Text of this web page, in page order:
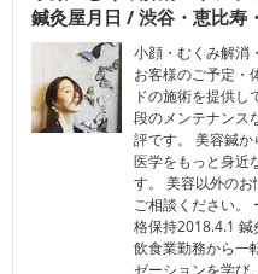
鍼灸屋月日 / 渋谷・恵比寿
小顔・むくみ解消
お客様のご予定・
ドの施術を提供
段のメンテナンス
評です。 美容鍼
医学をもっと身近
す。 美容以外の
ご相談ください
格保持 ​2018.4.1
飲食業勤務から一
ゼーションを学び